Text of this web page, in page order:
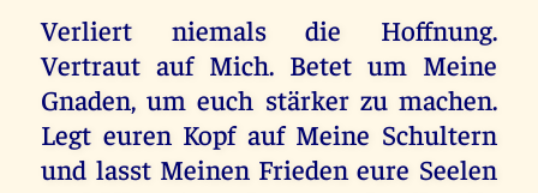
Verliert niemals die Hoffnung.
Vertraut auf Mich. Betet um Meine
Gnaden, um euch stärker zu machen.
Legt euren Kopf auf Meine Schultern
und lasst Meinen Frieden eure Seelen